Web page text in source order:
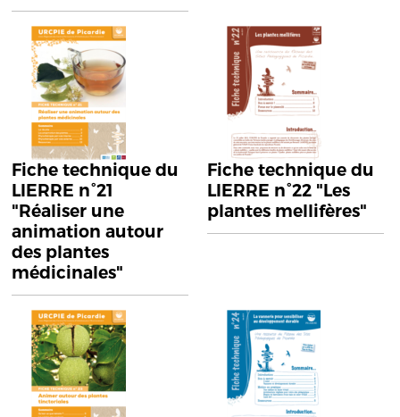
Fiche technique du
LIERRE n°21
"Réaliser une
animation autour
des plantes
médicinales"
Fiche technique du
LIERRE n°22 "Les
plantes mellifères"